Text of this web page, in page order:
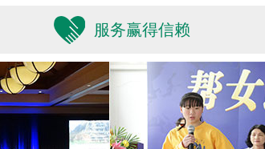
服务赢得信赖